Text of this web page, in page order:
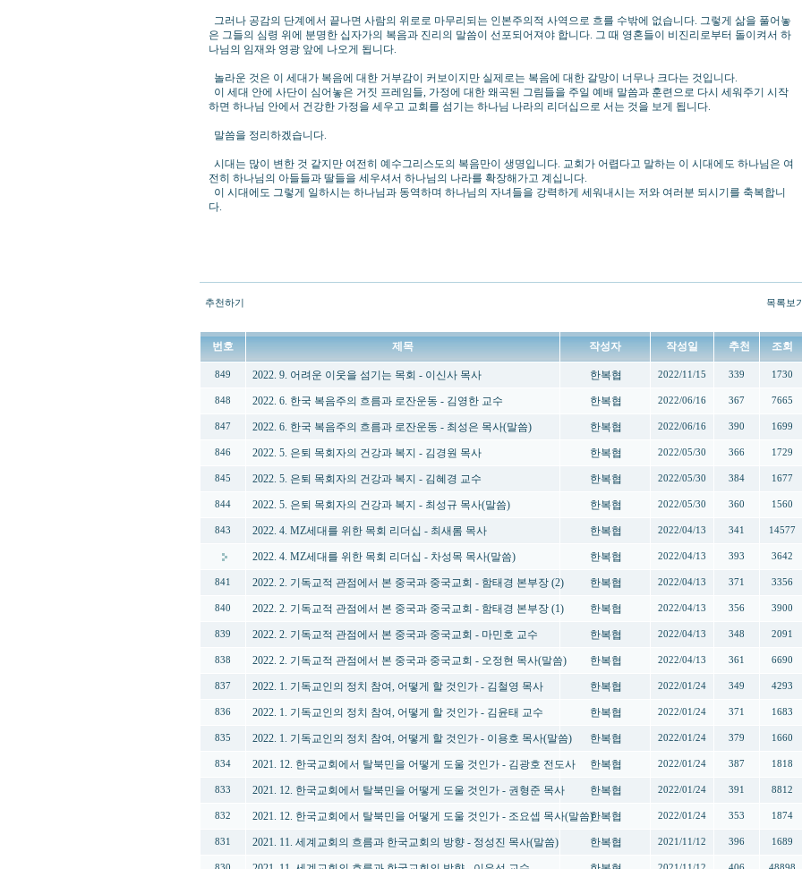
그러나 공감의 단계에서 끝나면 사람의 위로로 마무리되는 인본주의적 사역으로 흐를 수밖에 없습니다. 그렇게 삶을 풀어놓
은 그들의 심령 위에 분명한 십자가의 복음과 진리의 말씀이 선포되어져야 합니다. 그 때 영혼들이 비진리로부터 돌이켜서 하
나님의 임재와 영광 앞에 나오게 됩니다.
놀라운 것은 이 세대가 복음에 대한 거부감이 커보이지만 실제로는 복음에 대한 갈망이 너무나 크다는 것입니다.
이 세대 안에 사단이 심어놓은 거짓 프레임들, 가정에 대한 왜곡된 그림들을 주일 예배 말씀과 훈련으로 다시 세워주기 시작
하면 하나님 안에서 건강한 가정을 세우고 교회를 섬기는 하나님 나라의 리더십으로 서는 것을 보게 됩니다.
말씀을 정리하겠습니다.
시대는 많이 변한 것 같지만 여전히 예수그리스도의 복음만이 생명입니다. 교회가 어렵다고 말하는 이 시대에도 하나님은 여
전히 하나님의 아들들과 딸들을 세우셔서 하나님의 나라를 확장해가고 계십니다.
이 시대에도 그렇게 일하시는 하나님과 동역하며 하나님의 자녀들을 강력하게 세워내시는 저와 여러분 되시기를 축복합니
다.
추천하기 목록보
번호 제목 작성자 작성일 추천 조회
849 2022. 9. 어려운 이웃을 섬기는 목회 - 이신사 목사 한복협 2022/11/15 339 1730
848 2022. 6. 한국 복음주의 흐름과 로잔운동 - 김영한 교수 한복협 2022/06/16 367 7665
847 2022. 6. 한국 복음주의 흐름과 로잔운동 - 최성은 목사(말씀) 한복협 2022/06/16 390 1699
846 2022. 5. 은퇴 목회자의 건강과 복지 - 김경원 목사 한복협 2022/05/30 366 1729
845 2022. 5. 은퇴 목회자의 건강과 복지 - 김혜경 교수 한복협 2022/05/30 384 1677
844 2022. 5. 은퇴 목회자의 건강과 복지 - 최성규 목사(말씀) 한복협 2022/05/30 360 1560
843 2022. 4. MZ세대를 위한 목회 리더십 - 최새롬 목사 한복협 2022/04/13 341 14577
2022. 4. MZ세대를 위한 목회 리더십 - 차성목 목사(말씀) 한복협 2022/04/13 393 3642
841 2022. 2. 기독교적 관점에서 본 중국과 중국교회 - 함태경 본부장 (2) 한복협 2022/04/13 371 3356
840 2022. 2. 기독교적 관점에서 본 중국과 중국교회 - 함태경 본부장 (1) 한복협 2022/04/13 356 3900
839 2022. 2. 기독교적 관점에서 본 중국과 중국교회 - 마민호 교수 한복협 2022/04/13 348 2091
838 2022. 2. 기독교적 관점에서 본 중국과 중국교회 - 오정현 목사(말씀) 한복협 2022/04/13 361 6690
837 2022. 1. 기독교인의 정치 참여, 어떻게 할 것인가 - 김철영 목사 한복협 2022/01/24 349 4293
836 2022. 1. 기독교인의 정치 참여, 어떻게 할 것인가 - 김윤태 교수 한복협 2022/01/24 371 1683
835 2022. 1. 기독교인의 정치 참여, 어떻게 할 것인가 - 이용호 목사(말씀) 한복협 2022/01/24 379 1660
834 2021. 12. 한국교회에서 탈북민을 어떻게 도울 것인가 - 김광호 전도사 한복협 2022/01/24 387 1818
833 2021. 12. 한국교회에서 탈북민을 어떻게 도울 것인가 - 권형준 목사 한복협 2022/01/24 391 8812
832 2021. 12. 한국교회에서 탈북민을 어떻게 도울 것인가 - 조요셉 목사(말씀)한복협 2022/01/24 353 1874
831 2021. 11. 세계교회의 흐름과 한국교회의 방향 - 정성진 목사(말씀) 한복협 2021/11/12 396 1689